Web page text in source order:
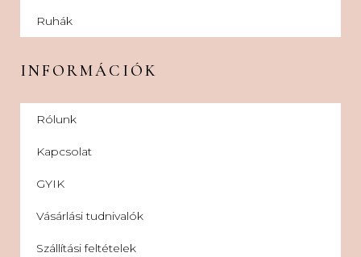
Ruhák
INFORMÁCIÓK
Rólunk
Kapcsolat
GYIK
Vásárlási tudnivalók
Szállítási feltételek